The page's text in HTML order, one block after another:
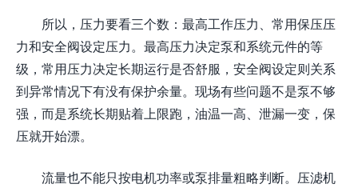
所以，压力要看三个数：最高工作压力、常用保压压
力和安全阀设定压力。最高压力决定泵和系统元件的等
级，常用压力决定长期运行是否舒服，安全阀设定则关系
到异常情况下有没有保护余量。现场有些问题不是泵不够
强，而是系统长期贴着上限跑，油温一高、泄漏一变，保
压就开始漂。
流量也不能只按电机功率或泵排量粗略判断。压滤机